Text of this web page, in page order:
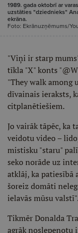
1989. gada oktobrī ar
uzstāties "dziednieks"
ekrāna.
Foto: Ekrānuzņēmums/
"Viņi ir starp
tīkla "X" konts
"They walk among
dīvainais ieraksts,
citplanētiešiem.
Jo vairāk tāpēc, ka
veidotu video –
mistisku "staru"
seko norāde uz
atklāj, ka patiesībā
šoreiz domāti
ielavās mūsu
Tikmēr Donalda
agrāk noslepenotu